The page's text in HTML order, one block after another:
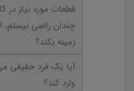
قطعات مورد نیاز در
چندان راضی نیستم،
زمینه بکند؟
آیا یک فرد حقیقی
وارد کند؟